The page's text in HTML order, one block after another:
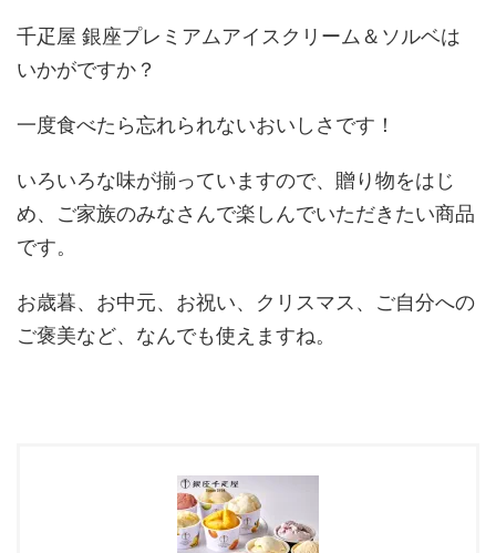
千疋屋 銀座プレミ アムアイスクリーム＆ソルベは
いかがですか？
一度食べたら忘れられないおいしさです！
いろいろな味が揃っていますので、贈り物をはじ
め、ご家族のみなさんで楽しんでいただきたい商品
です。
お歳暮、お中元、お祝い、クリスマス、ご自分への
ご褒美など、なんでも使えますね。